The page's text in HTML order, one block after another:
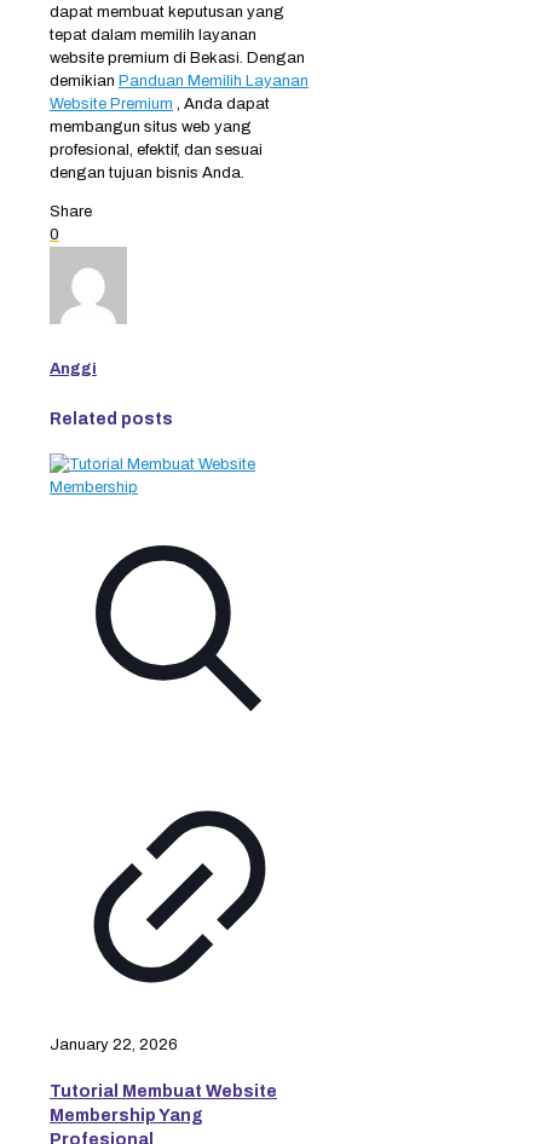
dapat membuat keputusan yang
tepat dalam memilih layanan
website premium di Bekasi. Dengan
demikian Panduan Memilih Layanan
Website Premium , Anda dapat
membangun situs web yang
profesional, efektif, dan sesuai
dengan tujuan bisnis Anda.
Share
0
Anggi
Related posts
January 22, 2026
Tutorial Membuat Website
Membership Yang
Profesional